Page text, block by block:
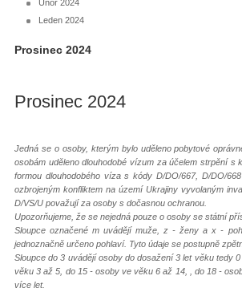
Únor 2024
Leden 2024
Prosinec 2024
Prosinec 2024
Jedná se o osoby, kterým bylo uděleno pobytové
osobám uděleno dlouhodobé vízum za účelem strpění s
formou dlouhodobého víza s kódy D/DO/667, D/DO/
ozbrojeným konfliktem na území Ukrajiny vyvolaným
D/VS/U považují za osoby s dočasnou ochranou.
Upozorňujeme, že se nejedná pouze o osoby se státní
Sloupce označené m uvádějí muže, z - ženy a x -
jednoznačně určeno pohlaví. Tyto údaje se postupně
Sloupce do 3 uvádějí osoby do dosažení 3 let věku tedy
věku 3 až 5, do 15 - osoby ve věku 6 až 14, , do 18 -
více let.